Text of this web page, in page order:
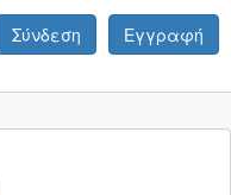
Σύνδεση Εγγραφή